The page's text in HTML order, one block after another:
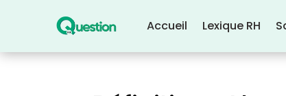
Accueil Lexique RH